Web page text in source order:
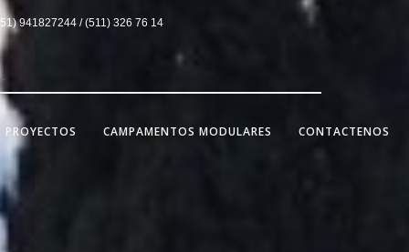
941827244 / (511) 326 76 14
PROYECTOS CAMPAMENTOS MODULARES CONTACTENOS